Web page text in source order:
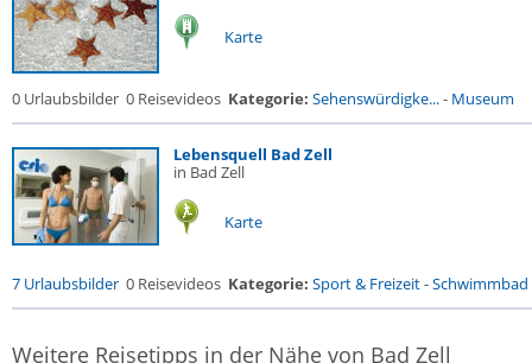
Karte
0 Urlaubsbilder 0 Reisevideos Kategorie: Sehenswürdigke...- Museum
Lebensquell Bad Zell
in Bad Zell
Karte
7 Urlaubsbilder 0 Reisevideos Kategorie: Sport & Freizeit-Schwimmbad
Weitere Reisetipps in der Nähe von Bad Zell